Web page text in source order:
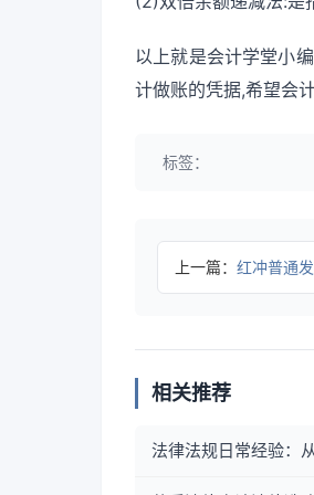
以上就是会计学堂小
计做账的凭据,希望会
标签：
上一篇： 红冲普通
相关推荐
法律法规日常经验：